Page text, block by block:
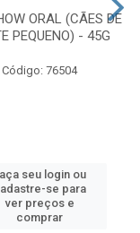
ORAL (CÃES DE
PEQUENO) - 45G
Código: 76504
seu login ou
se para
ver preços e
comprar